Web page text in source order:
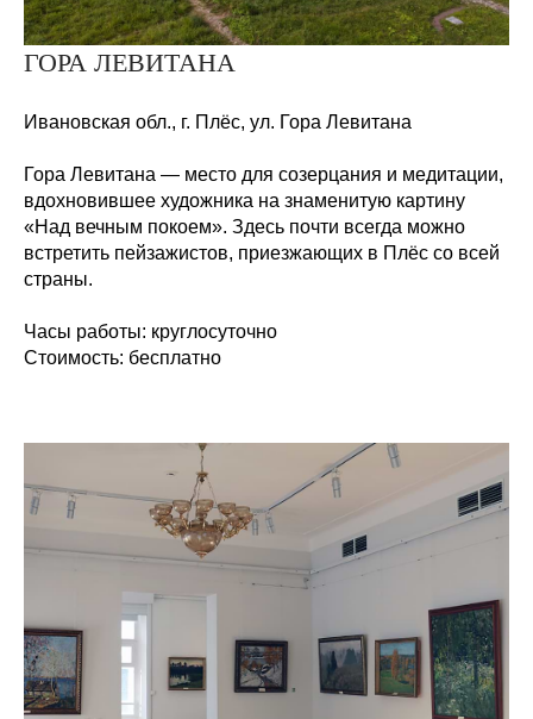
ГОРА ЛЕВИТАНА
Ивановская обл., г. Плёс, ул. Гора Левитана
Гора Левитана — место для созерцания и медитации,
вдохновившее художника на знаменитую картину
«Над вечным покоем». Здесь почти всегда можно
встретить пейзажистов, приезжающих в Плёс со всей
страны.
Часы работы: круглосуточно
Стоимость: бесплатно